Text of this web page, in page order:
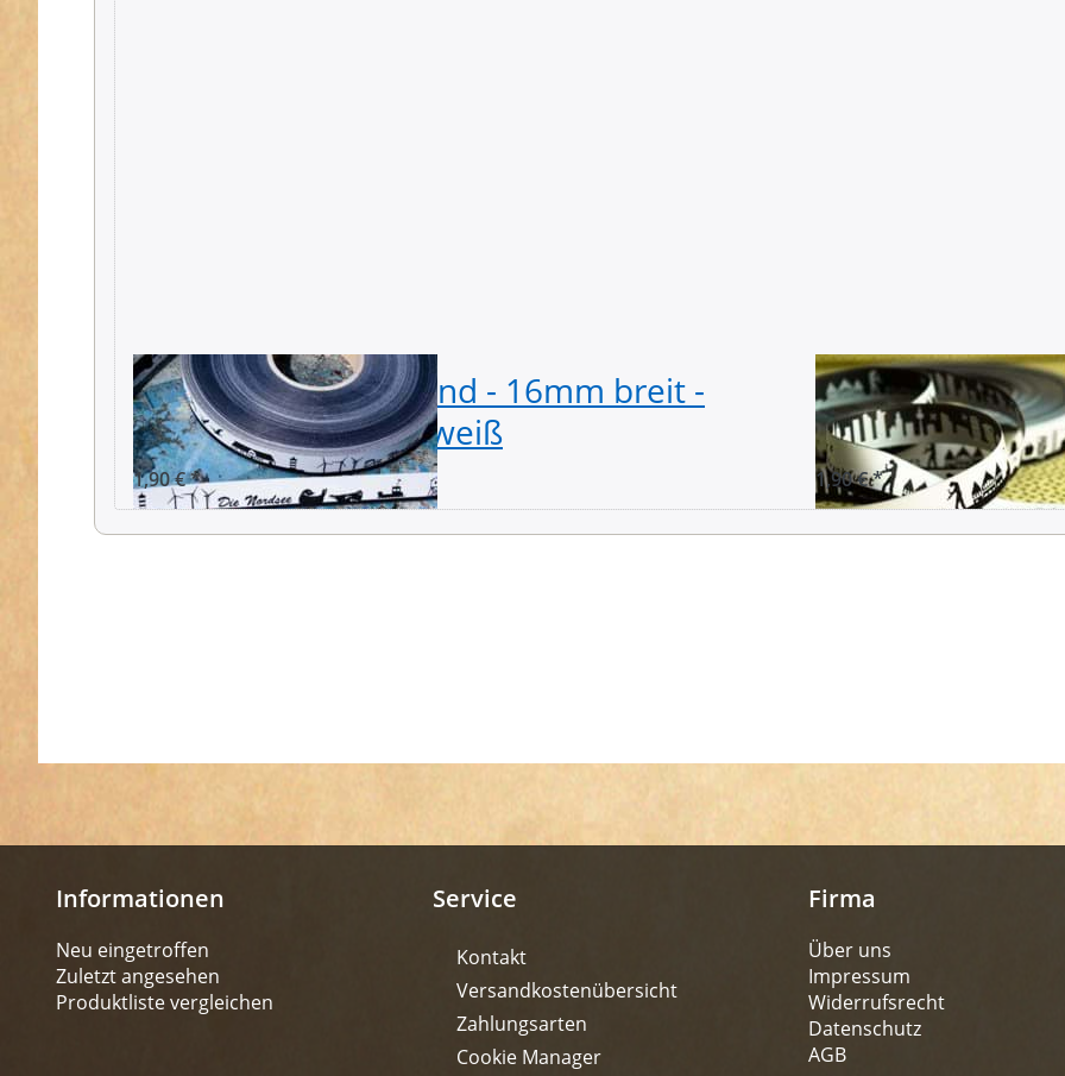
1m SKYLINE Webband - 16mm breit -
NORDSEE schwarz/weiß
1,90 € *
1m SKYLINE
FRANKFURT
1,90 € *
Informationen
Neu eingetroffen
Zuletzt angesehen
Produktliste vergleichen
Service
Kontakt
Versandkostenübersicht
Zahlungsarten
Cookie Manager
Firma
Über uns
Impressum
Widerrufsrecht
Datenschutz
AGB